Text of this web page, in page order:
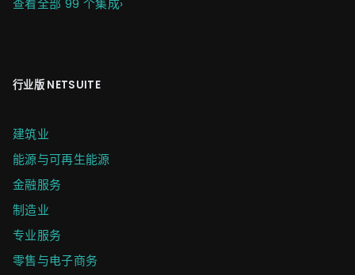
查看全部 99 个集成›
行业版 NETSUITE
建筑业
能源与可再生能源
金融服务
制造业
专业服务
零售与电子商务